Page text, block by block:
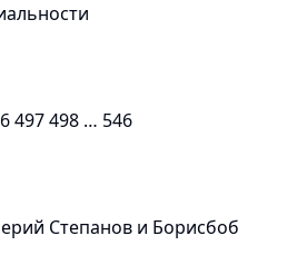
497498 … 546
Степанов и Борисбоб